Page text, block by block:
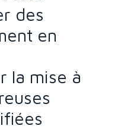
des
en
la mise à